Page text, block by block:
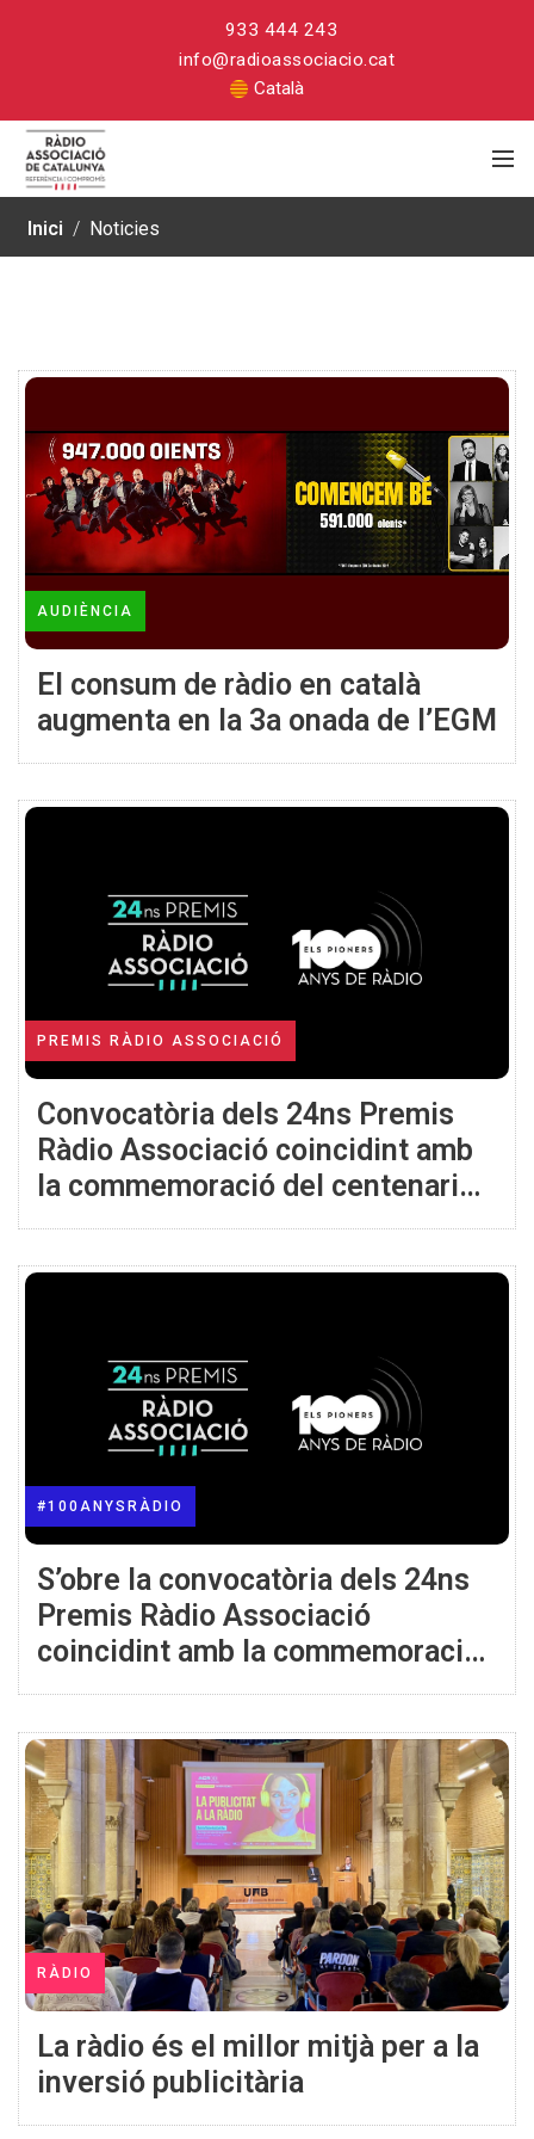
933 444 243
info@radioassociacio.cat
Català
Inici / Noticies
AUDIÈNCIA
El consum de ràdio en català
augmenta en la 3a onada de l’EGM
PREMIS RÀDIO ASSOCIACIÓ
Convocatòria dels 24ns Premis
Ràdio Associació coincidint amb
la commemoració del centenari
de la ràdio
#100ANYSRÀDIO
S’obre la convocatòria dels 24ns
Premis Ràdio Associació
coincidint amb la commemoració
del centenari de la ràdio
RÀDIO
La ràdio és el millor mitjà per a la
inversió publicitària